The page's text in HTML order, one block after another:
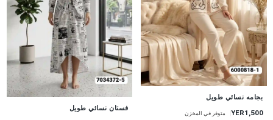
بجامه نسائي طويل
YER1,500 متوفر في المخزن
فستان نسائي طويل